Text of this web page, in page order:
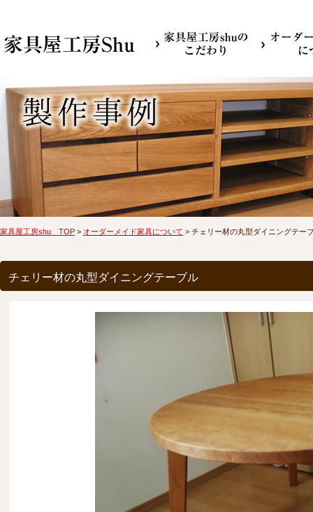
家具屋工房shu TOP > オーダーメイド家具について > チェリー材の丸型ダイニングテー
チェリー材の丸型ダイニングテーブル